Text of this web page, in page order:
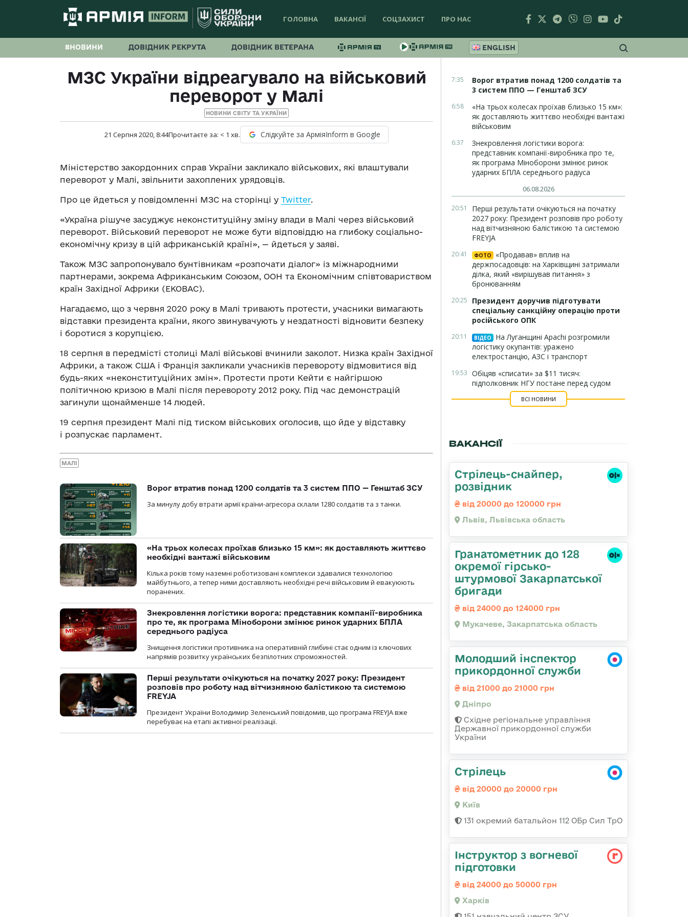
ГОЛОВНА ВАКАНСІЇ СОЦЗАХИСТ ПРО НАС
#НОВИНИ ДОВІДНИК РЕКРУТА ДОВІДНИК ВЕТЕРАНА ENGLISH
МЗС України відреагувало на військовий
переворот у Малі
НОВИНИ СВІТУ ТА УКРАЇНИ
21 Серпня 2020, 8:44Прочитаєте за: < 1 хв. Слідкуйте за АрміяInform в Google
Міністерство закордонних справ України закликало військових, які влаштували
переворот у Малі, звільнити захоплених урядовців.
Про це йдеться у повідомленні МЗС на сторінці у Twitter.
«Україна рішуче засуджує неконституційну зміну влади в Малі через військовий
переворот. Військовий переворот не може бути відповіддю на глибоку соціально-
економічну кризу в цій африканській країні», — йдеться у заяві.
Також МЗС запропонувало бунтівникам «розпочати діалог» із міжнародними
партнерами, зокрема Африканським Союзом, ООН та Економічним співтовариством
країн Західної Африки (ЕКОВАС).
Нагадаємо, що з червня 2020 року в Малі тривають протести, учасники вимагають
відставки президента країни, якого звинувачують у нездатності відновити безпеку
і боротися з корупцією.
18 серпня в передмісті столиці Малі військові вчинили заколот. Низка країн Західної
Африки, а також США і Франція закликали учасників перевороту відмовитися від
будь-яких «неконституційних змін». Протести проти Кейти є найгіршою
політичною кризою в Малі після перевороту 2012 року. Під час демонстрацій
загинули щонайменше 14 людей.
19 серпня президент Малі під тиском військових оголосив, що йде у відставку
і розпускає парламент.
МАЛІ
Ворог втратив понад 1200 солдатів та 3 систем ППО — Генштаб ЗСУ
За минулу добу втрати армії країни-агресора склали 1280 солдатів та з танки.
«На трьох колесах проїхав близько 15 км»: як доставляють життєво
необхідні вантажі військовим
Кілька років тому наземні роботизовані комплекси здавалися технологією
майбутнього, а тепер ними доставляють необхідні речі військовим й евакуюють
поранених.
Знекровлення логістики ворога: представник компанії-виробника
про те, як програма Міноборони змінює ринок ударних БПЛА
середнього радіуса
Знищення логістики противника на оперативній глибині стає одним із ключових
напрямів розвитку українських безпілотних спроможностей.
Перші результати очікуються на початку 2027 року: Президент
розповів про роботу над вітчизняною балістикою та системою
FREYJA
Президент України Володимир Зеленський повідомив, що програма FREYJA вже
перебуває на етапі активної реалізації.
7:35
Ворог втратив понад 1200 солдатів та
3 систем ППО — Генштаб ЗСУ
6:58
«На трьох колесах проїхав близько 15 км»:
як доставляють життєво необхідні вантажі
військовим
6:37
Знекровлення логістики ворога:
представник компанії-виробника про те,
як програма Міноборони змінює ринок
ударних БПЛА середнього радіуса
06.08.2026
20:51
Перші результати очікуються на початку
2027 року: Президент розповів про роботу
над вітчизняною балістикою та системою
FREYJA
20:41 ФОТО
«Продавав» вплив на
держпосадовців: на Харківщині затримали
ділка, який «вирішував питання» з
бронюванням
20:25
Президент доручив підготувати
спеціальну санкційну операцію проти
російського ОПК
20:11 ВІДЕО
На Луганщині Apachi розгромили
логістику окупантів: уражено
електростанцію, АЗС і транспорт
19:53 Обіцяв «списати» за $11 тисяч:
підполковник НГУ постане перед судом
ВСІ НОВИНИ
ВАКАНСІЇ
Стрілець-снайпер,
розвідник
від 20000 до 120000 грн
Львів, Львівська область
Гранатометник до 128
окремої гірсько-
штурмової Закарпатської
бригади
від 24000 до 124000 грн
Мукачеве, Закарпатська область
Молодший інспектор
прикордонної служби
від 21000 до 21000 грн
Дніпро
Східне регіональне управління
Державної прикордонної служби
України
Стрілець
від 20000 до 20000 грн
Київ
131 окремий батальйон 112 ОБр Сил ТрО
Інструктор з вогневої
підготовки
від 24000 до 50000 грн
Харків